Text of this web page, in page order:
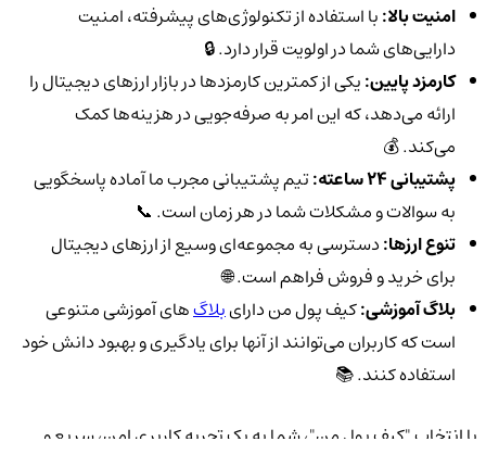
امنیت بالا:با استفاده از تکنولوژی‌های پیشرفته، امنیت
دارایی‌های شما در اولویت قرار دارد. 🔒
کارمزد پایین:یکی از کمترین کارمزدها در بازار ارزهای دیجیتال را
ارائه می‌دهد، که این امر به صرفه‌جویی در هزینه‌ها کمک
می‌کند. 💰
پشتیبانی 24 ساعته:
تیم پشتیبانی مجرب ما آماده پاسخگویی
به سوالات و مشکلات شما در هر زمان است. 📞
تنوع ارزها:دسترسی به مجموعه‌ای وسیع از ارزهای دیجیتال
برای خرید و فروش فراهم است. 🌐
بلاگ آموزشی:کیف پول من دارایبلاگ‌های آموزشی متنوعی
است که کاربران می‌توانند از آنها برای یادگیری و بهبود دانش خود
استفاده کنند. 📚
با انتخاب "کیف پول من"، شما به یک تجربه کاربری امن، سریع و